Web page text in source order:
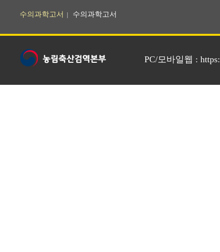
수의과학고서 수의과학고서
PC/모바일웹 :